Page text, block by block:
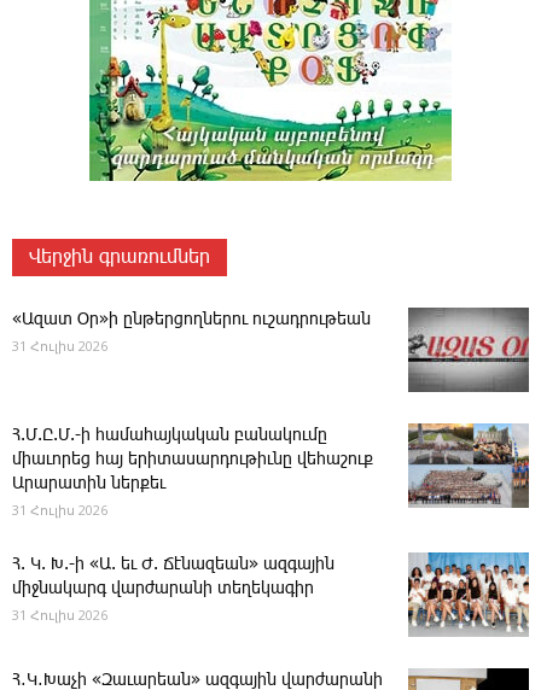
Վերջին գրառումներ
«Ազատ Օր»ի ընթերցողներու ուշադրութեան
31 Հուլիս 2026
Հ.Մ.Ը.Մ.-ի համահայկական բանակումը
միաւորեց հայ երիտասարդութիւնը վեհաշուք
Արարատին ներքեւ
31 Հուլիս 2026
Հ. Կ. Խ.-ի «Ա. եւ Ժ. ­Ճէնազեան» ազգային
միջնակարգ վարժարանի տեղեկագիր
31 Հուլիս 2026
Հ․Կ․Խաչի «Զաւարեան» ազգային վարժարանի